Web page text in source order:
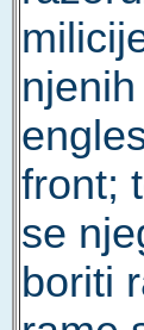
front;
se
boriti